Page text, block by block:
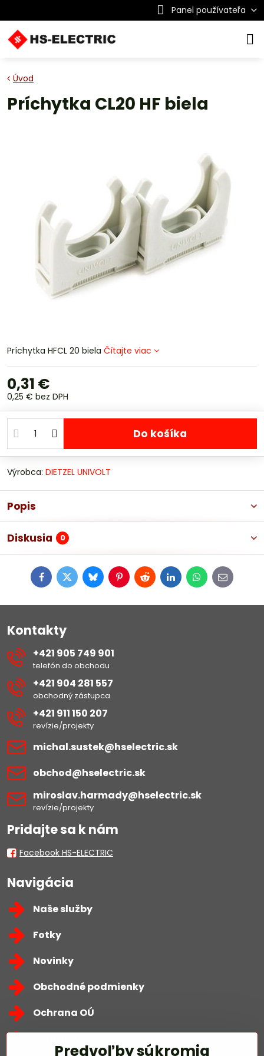
Panel používateľa
Úvod
Príchytka CL20 HF biela
Príchytka HFCL 20 biela Čítajte viac
0,31 €
0,25 € bez DPH
Do košíka
Výrobca: DIETZEL UNIVOLT
Popis
Diskusia 0
FacebookTwitterBlueskyPinterestRedditLinkedInWhatsApp
E-
mail
Kontakty
+421 905 749 901
telefón do obchodu
+421 904 281 557
obchodný zástupca
+421 911 150 207
revízie/projekty
michal​.sustek​@hselectric​.sk
obchod​@hselectric​.sk
miroslav​.harmady​@hselectric​.sk
revízie/projekty
Pridajte sa k nám
Facebook HS-ELECTRIC
Navigácia
Naše služby
Fotky
Novinky
Obchodné podmienky
Ochrana OÚ
Predvoľby súkromia